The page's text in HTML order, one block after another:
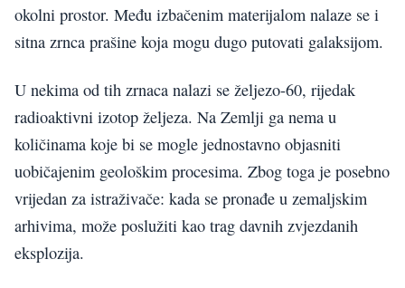
okolni prostor. Među izbačenim materijalom nalaze se i
sitna zrnca prašine koja mogu dugo putovati galaksijom.
U nekima od tih zrnaca nalazi se željezo-60, rijedak
radioaktivni izotop željeza. Na Zemlji ga nema u
količinama koje bi se mogle jednostavno objasniti
uobičajenim geološkim procesima. Zbog toga je posebno
vrijedan za istraživače: kada se pronađe u zemaljskim
arhivima, može poslužiti kao trag davnih zvjezdanih
eksplozija.